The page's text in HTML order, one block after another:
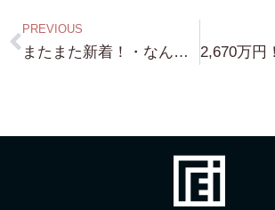
PREVIOUS
またまた新着！・なんと！琵琶湖浜付き中古物件・琵琶湖浜前中古物件・琵琶湖近くのグランピング用地（敷地約4,000坪！）・３件同時に ”売却依頼” 頂きました！ ありがとうございました！⇨南禅寺界隈の邸宅・琵琶湖浜付き物件の詳細や情報開示の方法に関しては、弊社の LINE Account を 登録後(LINE ID reirealestate) LINE より問合せ下さい ！